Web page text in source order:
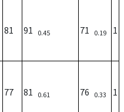
81 91 0.45 71 0.19 1
77 81 0.61 76 0.33 1